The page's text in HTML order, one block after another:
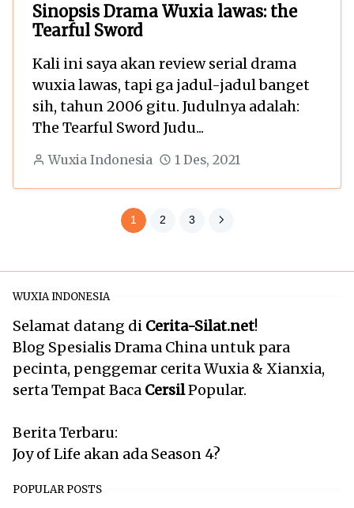
Sinopsis Drama Wuxia lawas: the
Tearful Sword
Kali ini saya akan review serial drama
wuxia lawas, tapi ga jadul-jadul banget
sih, tahun 2006 gitu. Judulnya adalah:
The Tearful Sword Judu...
Wuxia Indonesia 1 Des, 2021
1 2 3
WUXIA INDONESIA
Selamat datang di Cerita-Silat.net!
Blog Spesialis Drama China untuk para
pecinta, penggemar cerita Wuxia & Xianxia,
serta Tempat Baca CersilPopular.
Berita Terbaru:
Joy of Life akan ada Season 4?
POPULAR POSTS